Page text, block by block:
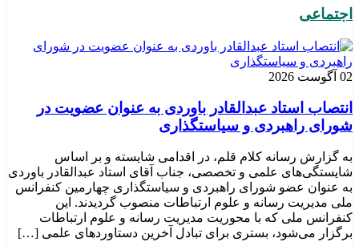
اجتماعی
02 آگوست 2026
انتصاب استاد عبدالقادر باوردی به عنوان عضویت در
شورای راهبردی و سیاستگذاری
به گزارش رسانه کلام قلم، در اقدامی شایسته و بر اساس
شایستگی‌های علمی و تخصصی، جناب آقای استاد عبدالقادر باوردی
به عنوان عضو شورای راهبردی و سیاستگذاری چهارمین کنفرانس
ملی مدیریت رسانه و علوم ارتباطات منصوب گردیدند. این
کنفرانس ملی که با محوریت مدیریت رسانه و علوم ارتباطات
برگزار می‌شود، بستری برای تبادل آخرین دستاوردهای علمی […]